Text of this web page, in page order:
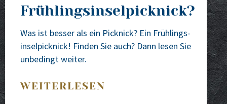
Frühlingsinselpicknick?
Was ist bes­ser als ein Pick­nick? Ein Früh­lings­
in­sel­pick­nick! Fin­den Sie auch? Dann lesen Sie
unbe­dingt wei­ter.
WEITERLESEN